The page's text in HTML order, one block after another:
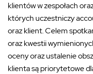
klientów w zespołach
których uczestniczy
oraz klient. Celem
oraz kwestii
oceny oraz ustalenie
klienta są priorytetowe